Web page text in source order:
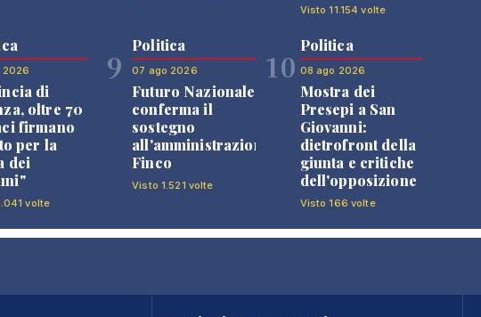
Visto 11.154 volte
2026
di
oltre 70
firmano
per la
dei
volte
9
Politica
07 ago 2026
Futuro Nazionale
conferma il
sostegno
all'amministrazione
Finco
Visto 1.521 volte
10
Politica
08 ago 2026
Mostra dei
Presepi a San
Giovanni:
dietrofront della
giunta e critiche
dell'opposizione
Visto 166 volte